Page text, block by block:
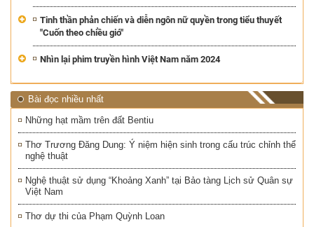
Tinh thần phản chiến và diễn ngôn nữ quyền trong tiểu thuyết
"Cuốn theo chiều gió"
Nhìn lại phim truyền hình Việt Nam năm 2024
Bài đọc nhiều nhất
Những hạt mầm trên đất Bentiu
Thơ Trương Đăng Dung: Ý niệm hiện sinh trong cấu trúc chỉnh thể
nghệ thuật
Nghệ thuật sử dụng “Khoảng Xanh” tại Bảo tàng Lịch sử Quân sự
Việt Nam
Thơ dự thi của Phạm Quỳnh Loan